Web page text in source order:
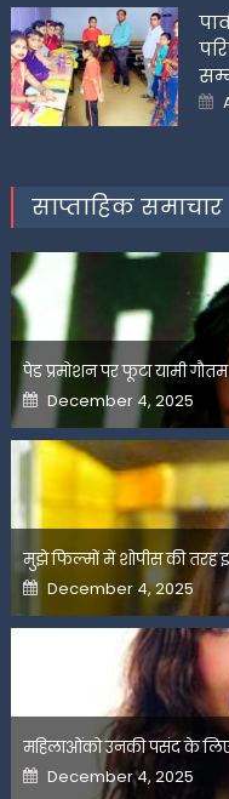
साप्ताहिक समाचार
पेड प्रमोशन पर फूटा यामी
Posted
on
December 4, 2025
मुझे फिल्मों में शोपीस की तरह
Posted
on
December 4, 2025
महिलाओंको उनकी पसंद के
Posted
on
December 4, 2025